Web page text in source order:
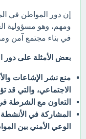
إن دور المواطن في
ومهم، وهو مسؤولية
في بناء مجتمع آمن
بعض الأمثلة على
منع نشر الإشاعات
الاجتماعي، والتي قد
التعاون مع
المشاركة في
الوعي الأمني بين